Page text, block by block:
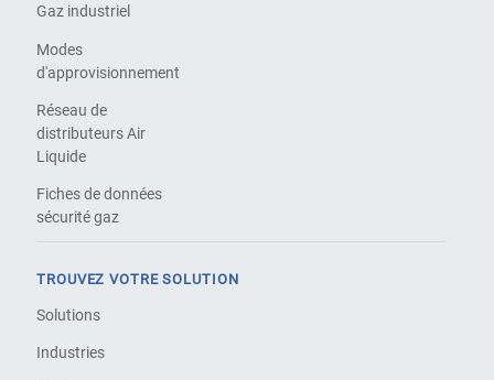
Gaz industriel
Modes
d'approvisionnement
Réseau de
distributeurs Air
Liquide
Fiches de données
sécurité gaz
TROUVEZ VOTRE SOLUTION
Solutions
Industries